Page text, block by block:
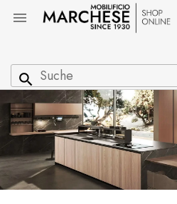

search